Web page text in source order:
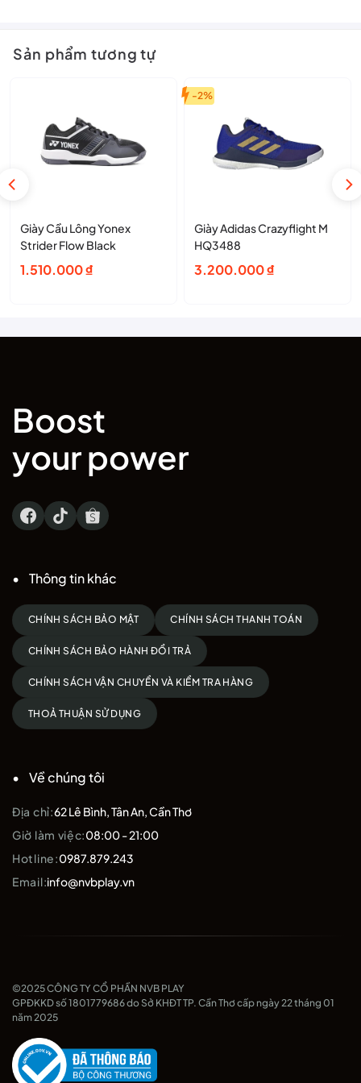
Mũi giày rộng, thoải mái, phù hợp cả với những người có bàn
Ưu Điểm Nổi Trội
Kết cấu bền bỉ, chắc chắn từ da thật và vật liệu cao cấp
Êm ái, ổn định và đàn hồi tốt nhờ Mizuno Enerzy
Lý tưởng cho người chơi chuyên nghiệp hoặc thi đấu thường
xuyên
Kết Luận
Nếu bạn đang tìm kiếm một đôigiày cầu lông cao cấp, bền bỉ,
ôm chân chắc chắn và hỗ trợ tối đa hiệu suất thi đấu
Wave Fang Pro là lựa chọn lý tưởng. Với sự kết hợp hoàn hảo giữa
chất liệu da thật và công nghệ đỉnh cao của Mizuno, đây là mẫu
giày đáng sở hữu cho mọi tay vợt nghiêm túc.
Liên hệ ngay tại fanpage
Sản phẩm tương tự
Giày Cầu Lông Yonex
Strider Flow Black
1.510.000₫
-2%
Giày Adidas Crazyflight M
HQ3488
3.200.000₫
Boost
your power
Thông tin khác
CHÍNH SÁCH BẢO MẬT CHÍNH SÁCH THANH TOÁN
CHÍNH SÁCH BẢO HÀNH ĐỔI TRẢ
CHÍNH SÁCH VẬN CHUYỂN VÀ KIỂM TRA HÀNG
THOẢ THUẬN SỬ DỤNG
Về chúng tôi
Địa chỉ:62 Lê Bình, Tân An, Cần Thơ
Giờ làm việc:08:00 - 21:00
Hotline:0987.879.243
Email:info@nvbplay.vn
©2025 CÔNG TY CỔ PHẦN NVB PLAY
GPĐKKD số 1801779686 do Sở KHĐT TP. Cần Thơ cấp ngày 22 tháng 01
năm 2025